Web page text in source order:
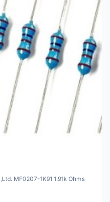
MF0207-1K91 1.91k Ohms